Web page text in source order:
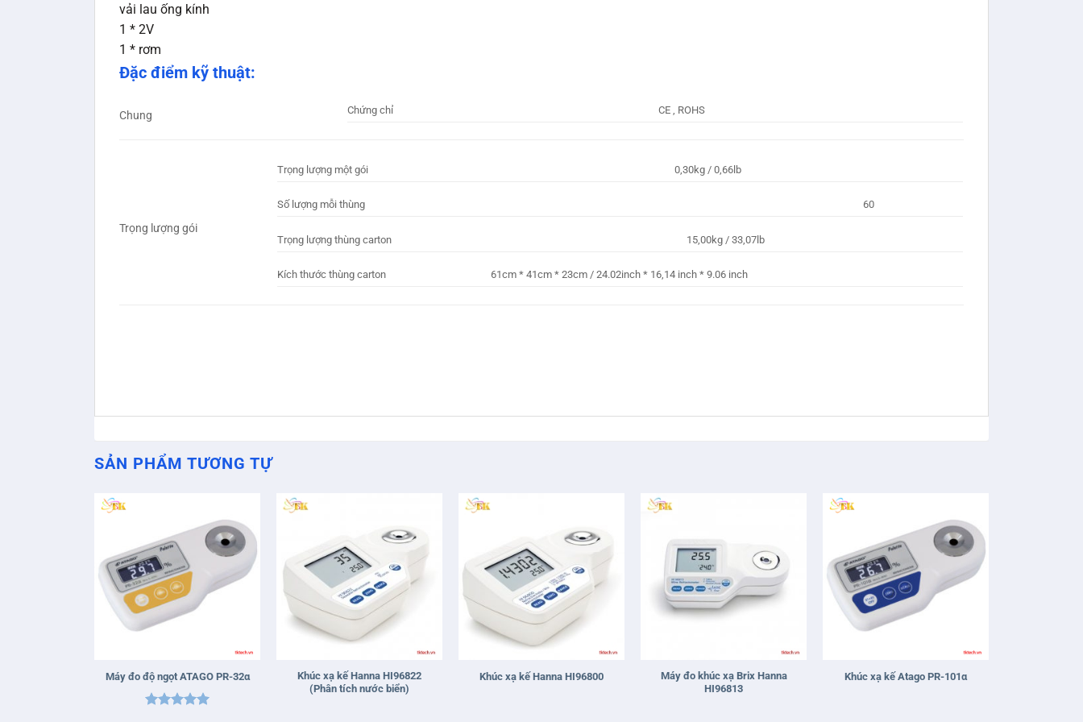
vải lau ống kính
1 * 2V
1 * rơm
Đặc điểm kỹ thuật:
Chung Chứng chỉ CE , ROHS
Trọng lượng gói
Trọng lượng một gói 0,30kg / 0,66lb
Số lượng mỗi thùng 60
Trọng lượng thùng carton 15,00kg / 33,07lb
Kích thước thùng carton 61cm * 41cm * 23cm / 24.02inch * 16,14 inch * 9.06 inch
SẢN PHẨM TƯƠNG TỰ
Máy đo độ ngọt ATAGO PR-32α
Khúc xạ kế Hanna HI96822
(Phân tích nước biển)
Khúc xạ kế Hanna HI96800
Máy đo khúc xạ Brix Hanna
HI96813
Khúc xạ kế Atago PR-101α